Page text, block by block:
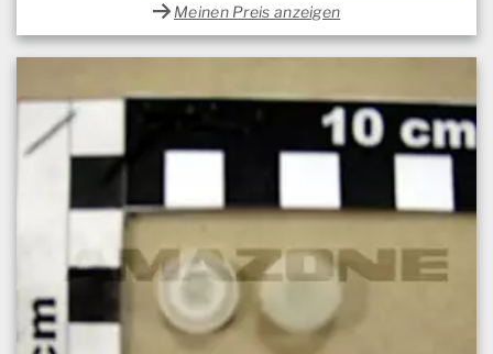
Meinen Preis anzeigen